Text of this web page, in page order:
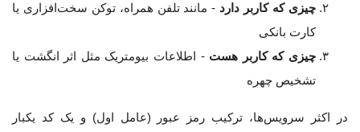
چیزی که کاربر دارد - مانند تلفن همراه، توکن سخت‌افزاری یا
کارت بانکی
چیزی که کاربر هست - اطلاعات بیومتریک مثل اثر انگشت یا
تشخیص چهره
در اکثر سرویس‌ها، ترکیب رمز عبور (عامل اول) و یک کد یکبار